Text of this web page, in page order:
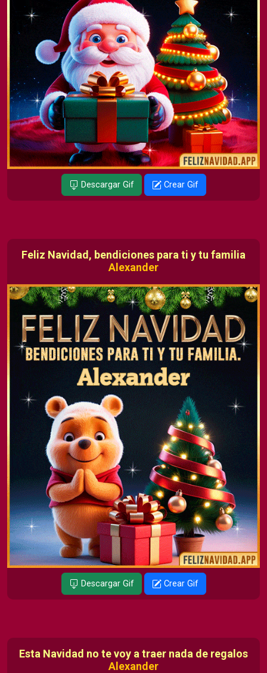
Descargar Gif Crear Gif
Feliz Navidad, bendiciones para ti y tu familia
Alexander
Descargar Gif Crear Gif
Esta Navidad no te voy a traer nada de regalos
Alexander